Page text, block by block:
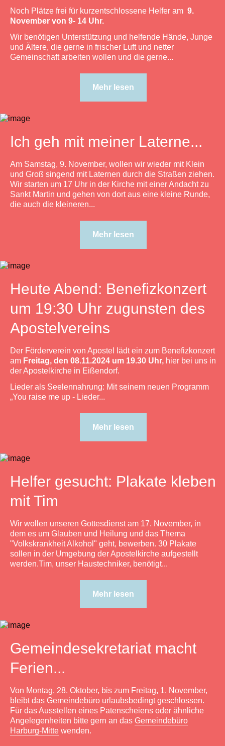
Noch Plätze frei für kurzentschlossene Helfer am 9.
November von 9- 14 Uhr.
Wir benötigen Unterstützung und helfende Hände, Junge
und Ältere, die gerne in frischer Luft und netter
Gemeinschaft arbeiten wollen und die gerne...
Mehr lesen
Ich geh mit meiner Laterne...
Am Samstag, 9. November, wollen wir wieder mit Klein
und Groß singend mit Laternen durch die Straßen ziehen.
Wir starten um 17 Uhr in der Kirche mit einer Andacht zu
Sankt Martin und gehen von dort aus eine kleine Runde,
die auch die kleineren...
Mehr lesen
Heute Abend: Benefizkonzert
um 19:30 Uhr zugunsten des
Apostelvereins
Der Förderverein von Apostel lädt ein zum Benefizkonzert
am Freitag, den 08.11.2024 um 19.30 Uhr, hier bei uns in
der Apostelkirche in Eißendorf.
Lieder als Seelennahrung: Mit seinem neuen Programm
„You raise me up - Lieder...
Mehr lesen
Helfer gesucht: Plakate kleben
mit Tim
Wir wollen unseren Gottesdienst am 17. November, in
dem es um Glauben und Heilung und das Thema
"Volkskrankheit Alkohol" geht, bewerben. 30 Plakate
sollen in der Umgebung der Apostelkirche aufgestellt
werden.Tim, unser Haustechniker, benötigt...
Mehr lesen
Gemeindesekretariat macht
Ferien...
Von Montag, 28. Oktober, bis zum Freitag, 1. November,
bleibt das Gemeindebüro urlaubsbedingt geschlossen.
Für das Ausstellen eines Patenscheiens oder ähnliche
Angelegenheiten bitte gern an das Gemeindebüro
Harburg-Mitte wenden.